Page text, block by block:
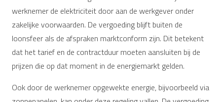
werknemer de elektriciteit door aan de werkgever onder
zakelijke voorwaarden. De vergoeding blijft buiten de
loonsfeer als de afspraken marktconform zijn. Dit betekent
dat het tarief en de contractduur moeten aansluiten bij de
prijzen die op dat moment in de energiemarkt gelden.
Ook door de werknemer opgewekte energie, bijvoorbeeld via